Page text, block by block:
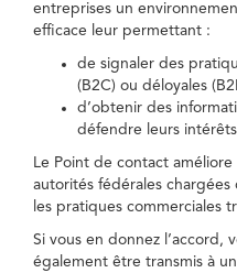
entreprises un
efficace leur permettant :
de signaler des
(B2C) ou déloyales
d’obtenir des
défendre leurs
Le Point de contact
autorités fédérales
les pratiques commerciales
Si vous en donnez l’accord,
également être transmis à